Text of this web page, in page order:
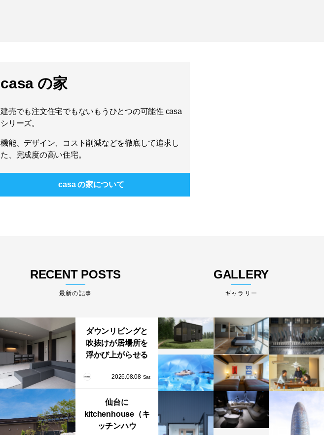
casa の家
建売でも注文住宅でもないもうひとつの可能性 casa
シリーズ。
機能、デザイン、コスト削減などを徹底して追求し
た、完成度の高い住宅。
casa の家について
RECENT POSTS
最新の記事
ダウンリビングと
吹抜けが居場所を
浮かび上がらせる
上がる住まい」の
2026.08.08 Sat
仙台に
kitchenhouse（キ
ッチンハウ
GALLERY
ギャラリー